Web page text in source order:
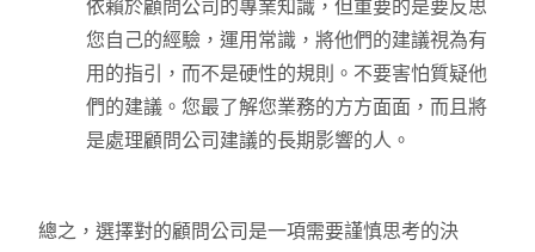
依賴於顧問公司的專業知識，但重要的是要反思
您自己的經驗，運用常識，將他們的建議視為有
用的指引，而不是硬性的規則。不要害怕質疑他
們的建議。您最了解您業務的方方面面，而且將
是處理顧問公司建議的長期影響的人。
總之，選擇對的顧問公司是一項需要謹慎思考的決